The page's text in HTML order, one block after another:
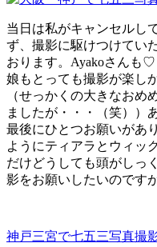
当日は私がキャンセルし
ず、撮影に駆けつけてい
おります。Ayakoさんも♡
娘もとっても撮影が楽し
（せっかくの大きなおめ
ましたが・・・（笑））
最後にひとつお願いがあ
ようにティアラとウィッ
だけどうしても頭がしっ
影をお願いしたいのです
神戸三宮で七五三写真撮